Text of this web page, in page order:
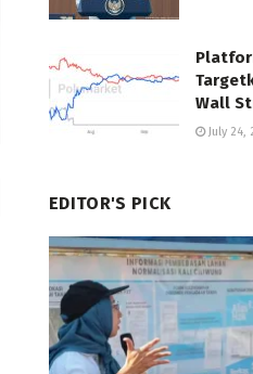
Wall
July 24,
EDITOR'S PICK